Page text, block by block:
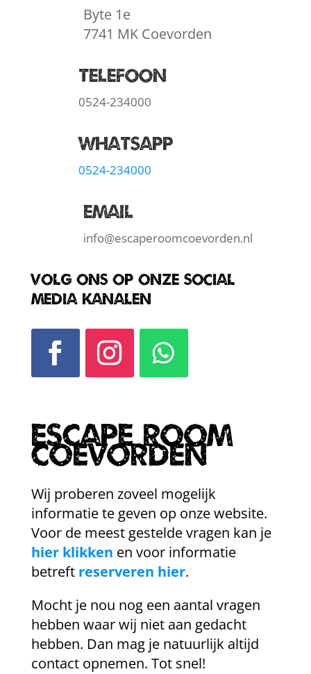
Byte 1e
7741 MK Coevorden
Telefoon
0524-234000
WhatsApp
0524-234000
Email
info@escaperoomcoevorden.nl
Volg ons op onze social
media kanalen
Escape Room
Coevorden
Wij proberen zoveel mogelijk
informatie te geven op onze website.
Voor de meest gestelde vragen kan je
hier klikken en voor informatie
betreft reserveren hier.
Mocht je nou nog een aantal vragen
hebben waar wij niet aan gedacht
hebben. Dan mag je natuurlijk altijd
contact opnemen. Tot snel!